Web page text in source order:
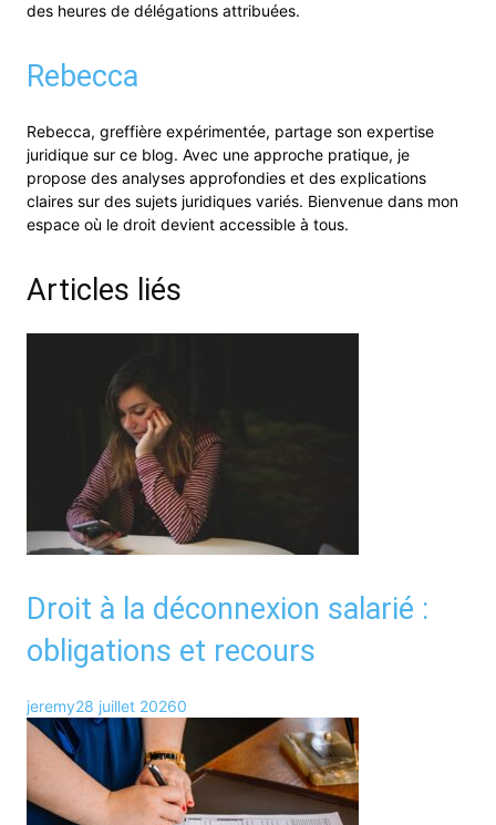
des heures de délégations attribuées.
Rebecca
Rebecca, greffière expérimentée, partage son expertise
juridique sur ce blog. Avec une approche pratique, je
propose des analyses approfondies et des explications
claires sur des sujets juridiques variés. Bienvenue dans mon
espace où le droit devient accessible à tous.
Articles liés
Droit à la déconnexion salarié :
obligations et recours
jeremy28 juillet 20260